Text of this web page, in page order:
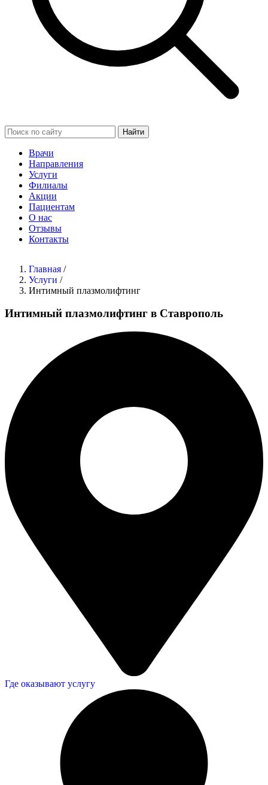
Найти
Врачи
Направления
Услуги
Филиалы
Акции
Пациентам
О нас
Отзывы
Контакты
Главная /
Услуги /
Интимный плазмолифтинг
Интимный плазмолифтинг в Ставрополь
Где оказывают услугу